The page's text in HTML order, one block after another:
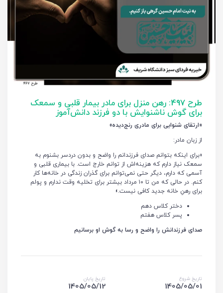
طرح 497: رهن منزل برای مادر بیمار قلبی و سمعک
برای گوش ناشنوایش با دو فرزند دانش‌آموز
«ارتقای شنوایی برای مادری رنج‌دیده»
از زبان مادر:
«برای اینکه بتوانم صدای فرزندانم را واضح و بدون درد‌سر بشنوم به
سمعک نیاز دارم که هزینه‌اش از توانم خارج است. با بیماری قلبی و
آسمی که دارم، دیگر حتی نمی‌توانم برای گذران زندگی در خانه‌ها کار
کنم. در حالی که من تا ۱۰ مرداد بیشتر برای تخلیه وقت ندارم و پولم
برای رهنِ خانه جدید کافی نیست.»
دختر کلاس دهم
پسر کلاس هفتم
صدای فرزندانش را واضح و رسا به گوش او برسانیم
تاریخ شروع
1405/05/01
تاریخ پایان
1405/05/12